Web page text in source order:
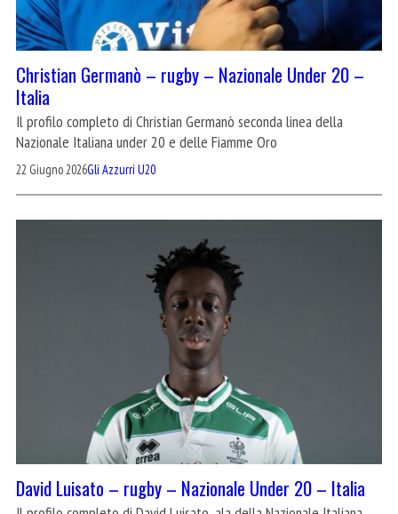
Christian Germanò – rugby – Nazionale Under 20 –
Italia
Il profilo completo di Christian Germanò seconda linea della
Nazionale Italiana under 20 e delle Fiamme Oro
22 Giugno 2026Gli Azzurri U20
David Luisato – rugby – Nazionale Under 20 – Italia